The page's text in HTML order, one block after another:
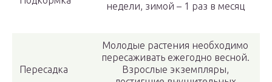
недели, зимой – 1 раз в месяц
Пересадка
Молодые растения необходимо
пересаживать ежегодно весной.
Взрослые экземпляры,